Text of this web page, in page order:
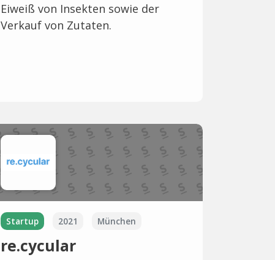
Eiweiß von Insekten sowie der
Verkauf von Zutaten.
Startup 2021 München
re.cycular